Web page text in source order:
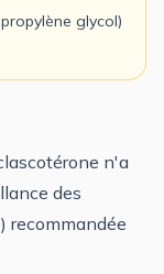
glycol)
n'a
des
recommandée